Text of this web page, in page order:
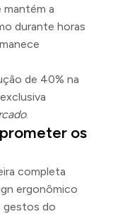
a
durante horas
de 40% na
.
os
completa
ergonômico
gestos do